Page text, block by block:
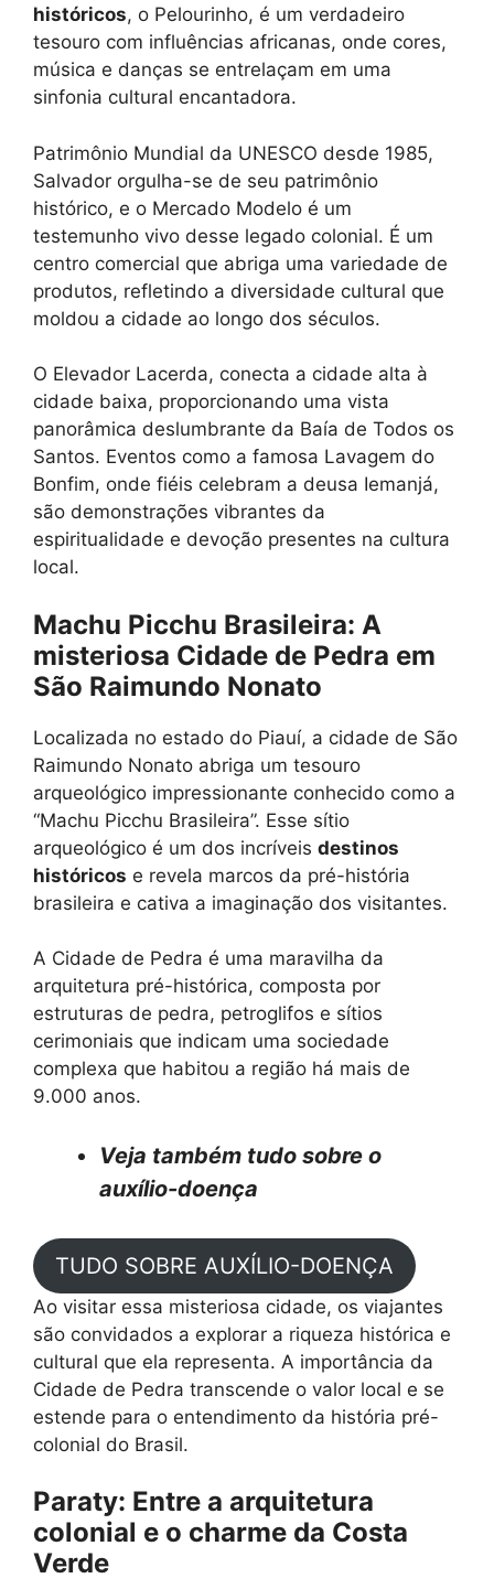
históricos, o Pelourinho, é um verdadeiro
tesouro com influências africanas, onde cores,
música e danças se entrelaçam em uma
sinfonia cultural encantadora.
Patrimônio Mundial da UNESCO desde 1985,
Salvador orgulha-se de seu patrimônio
histórico, e o Mercado Modelo é um
testemunho vivo desse legado colonial. É um
centro comercial que abriga uma variedade de
produtos, refletindo a diversidade cultural que
moldou a cidade ao longo dos séculos.
O Elevador Lacerda, conecta a cidade alta à
cidade baixa, proporcionando uma vista
panorâmica deslumbrante da Baía de Todos os
Santos. Eventos como a famosa Lavagem do
Bonfim, onde fiéis celebram a deusa Iemanjá,
são demonstrações vibrantes da
espiritualidade e devoção presentes na cultura
local.
Machu Picchu Brasileira: A
misteriosa Cidade de Pedra em
São Raimundo Nonato
Localizada no estado do Piauí, a cidade de São
Raimundo Nonato abriga um tesouro
arqueológico impressionante conhecido como a
“Machu Picchu Brasileira”. Esse sítio
arqueológico é um dos incríveis destinos
históricos e revela marcos da pré-história
brasileira e cativa a imaginação dos visitantes.
A Cidade de Pedra é uma maravilha da
arquitetura pré-histórica, composta por
estruturas de pedra, petroglifos e sítios
cerimoniais que indicam uma sociedade
complexa que habitou a região há mais de
9.000 anos.
Veja também tudo sobre o
auxílio-doença
TUDO SOBRE AUXÍLIO-DOENÇA
Ao visitar essa misteriosa cidade, os viajantes
são convidados a explorar a riqueza histórica e
cultural que ela representa. A importância da
Cidade de Pedra transcende o valor local e se
estende para o entendimento da história pré-
colonial do Brasil.
Paraty: Entre a arquitetura
colonial e o charme da Costa
Verde